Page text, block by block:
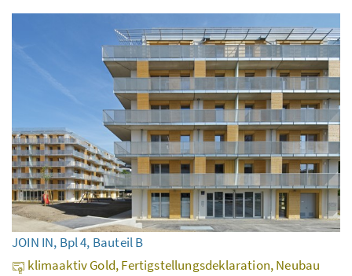
JOIN IN, Bpl 4, Bauteil B
klimaaktiv Gold, Fertigstellungsdeklaration, Neubau